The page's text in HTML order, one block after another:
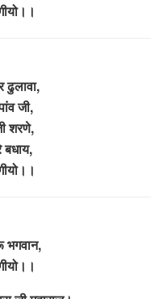
ढुलावा,
जी,
शरणे,
भगवान,